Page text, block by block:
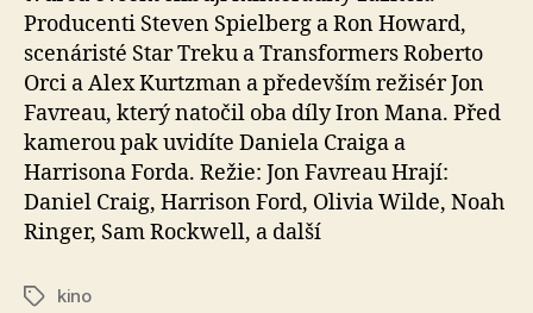
Producenti Steven Spielberg a Ron Howard,
scenáristé Star Treku a Transformers Roberto
Orci a Alex Kurtzman a především režisér Jon
Favreau, který natočil oba díly Iron Mana. Před
kamerou pak uvidíte Daniela Craiga a
Harrisona Forda. Režie: Jon Favreau Hrají:
Daniel Craig, Harrison Ford, Olivia Wilde, Noah
Ringer, Sam Rockwell, a další
Štítkykino